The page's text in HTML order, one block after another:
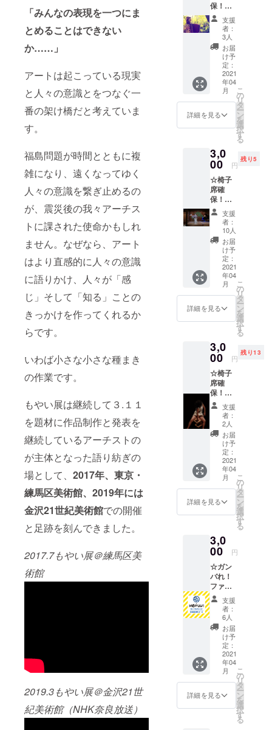
「みんなの表現を一つにま
とめることはできない
か……」
アートは起こっている現実
と人々の意識とをつなぐ一
番の架け橋だと考えていま
す。
福島問題が時間とともに複
雑になり、遠くなってゆく
人々の意識を繋ぎ止めるの
が、震災後の我々アーチス
トに課された使命かもしれ
ません。なぜなら、アート
はより直感的に人々の意識
に語りかけ、人々が「感
じ」そして「知る」ことの
きっかけを作ってくれるか
らです。
いわば小さな小さな種まき
の作業です。
もやい展は継続して３.１１
を題材に作品制作と発表を
継続しているアーチストの
が主体となった語り紡ぎの
場として、 2017年、東京・
練馬区美術館、2019年には
金沢21世紀美術館での開催
と足跡を刻んできました。
2017.7もやい展＠練馬区美
術館
2019.3もやい展＠金沢21世
紀美術館（NHK奈良放送）
前をお
伝えく
ださ
い。
掲示用
のお名
前をお
知らせ
くださ
い。掲
示不要
の場合
は、そ
の旨お
書きく
ださ
送はあ
りませ
ん。 当
日受付
でお名
前をお
伝えく
ださ
い。
保！
4/3 18
時～オ
ペリー
タ「う
たをさ
がし
て」 ・
サンク
スメー
ル ・会
場エン
トラン
スにて
掲示 ※
備考欄
で掲示
用のお
名前を
お知ら
せくだ
さい。
掲示不
要の場
合は、
その旨
お書き
くださ
い。 ※
チケッ
トの発
日受付
でお名
前をお
伝えく
ださ
い。
支援
者：
3人
お届
け予
定：
2021
年04
月
詳細を見る
こ
の
リ
タ
ー
ン
を
選
択
す
る
3,0
00 円
残り5
☆椅子
席確
保！
② 4/5
19時～
サティ∞
能 高
橋アキ
(ピア
ノ)×清
水寛二
(能舞)
・サン
クス
メール
・会場
ランス
にてご
芳名掲
示 ※備
考欄で
掲示用
のお名
前をお
知らせ
くださ
い。掲
示不要
の場合
は、そ
の旨お
書きく
ださ
送はあ
りませ
ん。 当
日受付
でお名
前をお
伝えく
ださ
い。
支援
者：
10人
お届
け予
定：
2021
年04
月
詳細を見る
こ
の
リ
タ
ー
ン
を
選
択
す
る
3,0
00 円
残り13
☆椅子
席確
保！
4/6 19
時～3つ
のソ
ロ・ダ
ンス
ケイ タ
ケイ・
正朔・
小松睦
・サン
クス
メール
・会場
ランス
にてご
芳名掲
示 ※備
考欄で
掲示用
のお名
前をお
知らせ
くださ
い。掲
示不要
の場合
は、そ
の旨お
書きく
ださ
支援
者：
2人
お届
け予
定：
2021
年04
月
詳細を見る
こ
の
リ
タ
ー
ン
を
選
択
す
る
3,0
00 円
☆ガン
バれ！
ファン
ド3000
円コー
ス ・サ
ンクス
メール
・会場
エント
ランス
にてご
芳名掲
示(備考
欄にて
ご芳名
支援
者：
6人
お届
け予
定：
2021
年04
月
詳細を見る
こ
の
リ
タ
ー
ン
を
選
択
す
る